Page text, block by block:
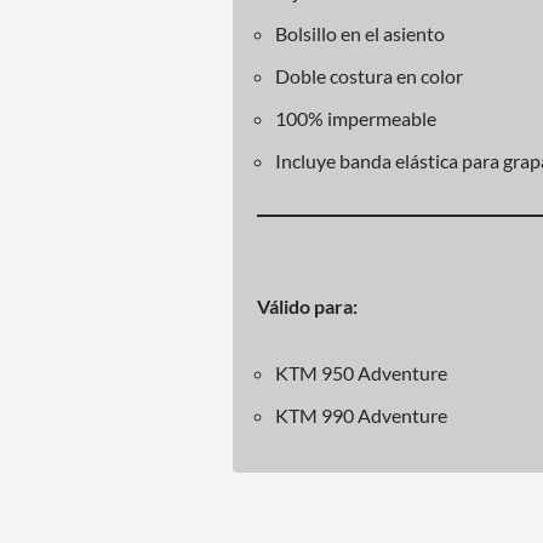
Bolsillo en el asiento
Doble costura en color
100% impermeable
Incluye banda elástica para
Válido para:
KTM 950 Adventure
KTM 990 Adventure